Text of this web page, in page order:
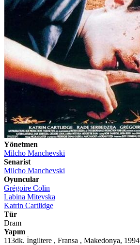
Yönetmen
Milcho Manchevski
Senarist
Milcho Manchevski
Oyuncular
Grégoire Colin
Labina Mitevska
Katrin Cartlidge
Tür
Dram
Yapım
113dk. İngiltere , Fransa , Makedonya, 1994